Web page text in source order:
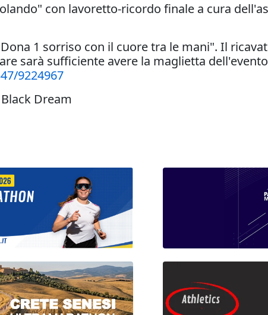
con lavoretto-ricordo finale a cura
1 sorriso con il cuore tra le mani". Il
sarà sufficiente avere la maglietta
9224967
Dream